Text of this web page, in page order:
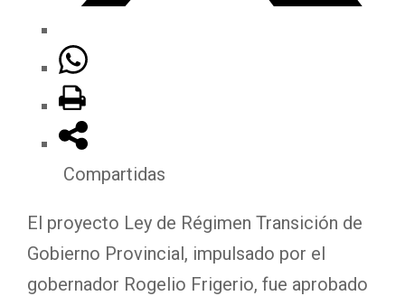
Compartidas
El proyecto Ley de Régimen Transición de
Gobierno Provincial, impulsado por el
gobernador Rogelio Frigerio, fue aprobado